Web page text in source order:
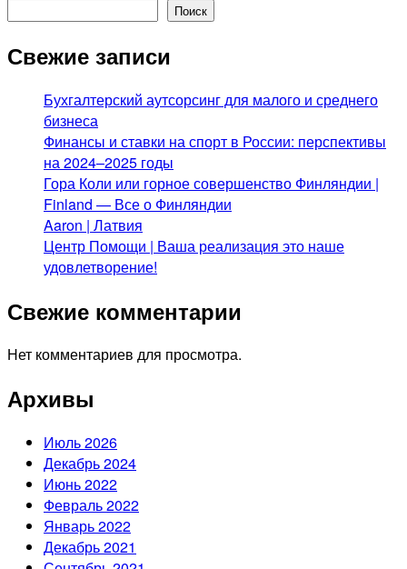
Поиск
Свежие записи
Бухгалтерский аутсорсинг для малого и среднего
бизнеса
Финансы и ставки на спорт в России: перспективы
на 2024–2025 годы
Гора Коли или горное совершенство Финляндии |
Finland — Все о Финляндии
Aaron | Латвия
Центр Помощи | Ваша реализация это наше
удовлетворение!
Свежие комментарии
Нет комментариев для просмотра.
Архивы
Июль 2026
Декабрь 2024
Июнь 2022
Февраль 2022
Январь 2022
Декабрь 2021